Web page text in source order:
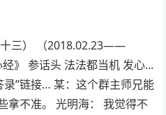
十三） （2018.02.23——
》 参话头 法法都当机 发心...
”链接… 某：这个群主师兄能
拿不准。 光明海： 我觉得不